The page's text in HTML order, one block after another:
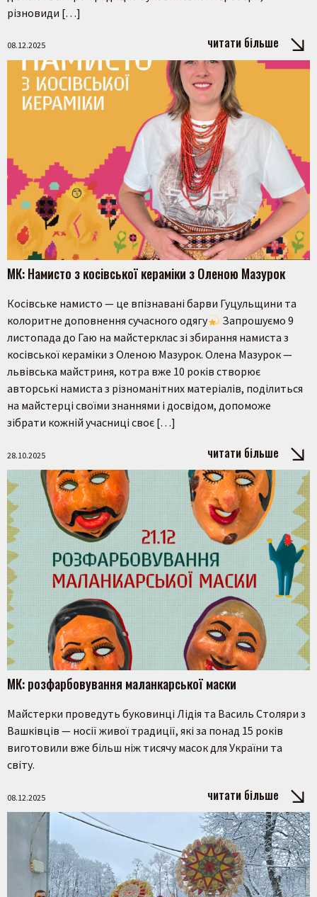
різновиди […]
08.12.2025 читати більше
МК: Намисто з косівської кераміки з Оленою Мазурок
Косівське намисто — це впізнавані барви Гуцульщини та
колоритне доповнення сучасного одягу
Запрошуємо 9
листопада до Гаю на майстерклас зі збирання намиста з
косівської кераміки з Оленою Мазурок. Олена Мазурок —
львівська майстриня, котра вже 10 років створює
авторські намиста з різноманітних матеріалів, поділиться
на майстерці своїми знаннями і досвідом, допоможе
зібрати кожній учасниці своє […]
28.10.2025 читати більше
МК: розфарбовування маланкарської маски
Майстерки проведуть буковинці Лідія та Василь Столяри з
Вашківців — носії живої традиції, які за понад 15 років
виготовили вже більш ніж тисячу масок для України та
світу.
08.12.2025 читати більше